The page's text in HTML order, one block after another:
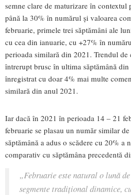
semne clare de maturizare în contextul
până la 30% în numărul și valoarea
februarie, primele trei săptămâni ale
cu cea din ianuarie, cu +27% în
perioada similară din 2021. Trendul
întrerupt brusc în ultima săptămână din
înregistrat cu doar 4% mai multe
similară din anul 2021.
Iar dacă în 2021 în perioada 14 – 21
februarie se plasau un număr similar
săptămână a adus o scădere cu 20% a
comparativ cu săptămâna precedentă
„Februarie este natural o lună
segmente tradițional dinamice,